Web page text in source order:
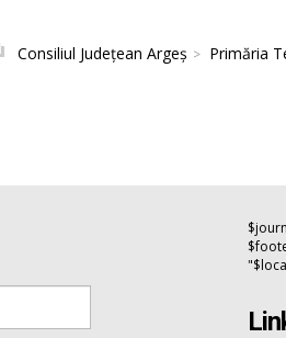
Consiliul Județean Argeș Primăria